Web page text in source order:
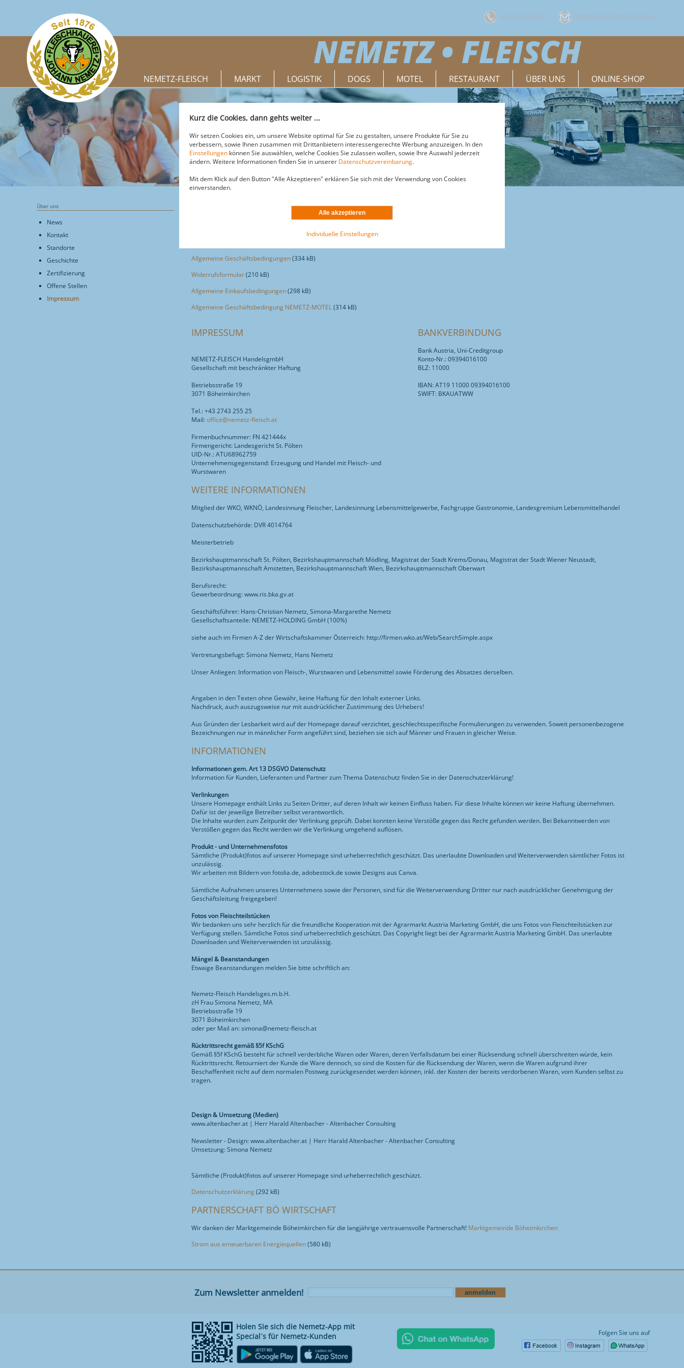
NEMETZ • FLEISCH
+43 2743 255 25 OFFICE@NEMETZ-FLEISCH.AT
NEMETZ-FLEISCH MARKT LOGISTIK DOGS MOTEL RESTAURANT ÜBER UNS ONLINE-SHOP
Was es zu Wissen gibt
Über uns
News
Kontakt
Standorte
Geschichte
Zertifizierung
Offene Stellen
Impressum
ALLGEMEINE GESCHÄFTSBEDINGUNGEN
Unsere Allgemeinen Geschäftsbedingungen gelten vollinhaltlich und ohne Ausnahme:
Allgemeine Geschäftsbedingungen(334 kB)
Widerrufsformular(210 kB)
Allgemeine Einkaufsbedingungen(298 kB)
Allgemeine Geschäftsbedingung NEMETZ-MOTEL(314 kB)
IMPRESSUM
NEMETZ-FLEISCH HandelsgmbH
Gesellschaft mit beschränkter Haftung
Betriebsstraße 19
3071 Böheimkirchen
Tel.: +43 2743 255 25
Mail:office@nemetz-fleisch.at
Firmenbuchnummer: FN 421444x
Firmengericht: Landesgericht St. Pölten
UID-Nr.: ATU68962759
Unternehmensgegenstand: Erzeugung und Handel mit Fleisch- und
Wurstwaren
BANKVERBINDUNG
Bank Austria, Uni-Creditgroup
Konto-Nr.: 09394016100
BLZ: 11000
IBAN: AT19 11000 09394016100
SWIFT: BKAUATWW
WEITERE INFORMATIONEN
Mitglied der WKO, WKNÖ, Landesinnung Fleischer, Landesinnung Lebensmittelgewerbe, Fachgruppe Gastronomie, Landesgremium Lebensmittelhandel
Datenschutzbehörde: DVR 4014764
Meisterbetrieb
Bezirkshauptmannschaft St. Pölten, Bezirkshauptmannschaft Mödling, Magistrat der Stadt Krems/Donau, Magistrat der Stadt Wiener Neustadt,
Bezirkshauptmannschaft Amstetten, Bezirkshauptmannschaft Wien, Bezirkshauptmannschaft Oberwart
Berufsrecht:
Gewerbeordnung: www.ris.bka.gv.at
Geschäftsführer: Hans-Christian Nemetz, Simona-Margarethe Nemetz
Gesellschaftsanteile: NEMETZ-HOLDING GmbH (100%)
siehe auch im Firmen A-Z der Wirtschaftskammer Österreich: http://firmen.wko.at/Web/SearchSimple.aspx
Vertretungsbefugt: Simona Nemetz, Hans Nemetz
Unser Anliegen: Information von Fleisch-, Wurstwaren und Lebensmittel sowie Förderung des Absatzes derselben.
Angaben in den Texten ohne Gewähr, keine Haftung für den Inhalt externer Links.
Nachdruck, auch auszugsweise nur mit ausdrücklicher Zustimmung des Urhebers!
Aus Gründen der Lesbarkeit wird auf der Homepage darauf verzichtet, geschlechtsspezifische Formulierungen zu verwenden. Soweit personenbezogene
Bezeichnungen nur in männlicher Form angeführt sind, beziehen sie sich auf Männer und Frauen in gleicher Weise.
INFORMATIONEN
Informationen gem. Art 13 DSGVO Datenschutz
Information für Kunden, Lieferanten und Partner zum Thema Datenschutz finden Sie in der Datenschutzerklärung!
Verlinkungen
Unsere Homepage enthält Links zu Seiten Dritter, auf deren Inhalt wir keinen Einfluss haben. Für diese Inhalte können wir keine Haftung übernehmen.
Dafür ist der jeweilige Betreiber selbst verantwortlich.
Die Inhalte wurden zum Zeitpunkt der Verlinkung geprüft. Dabei konnten keine Verstöße gegen das Recht gefunden werden. Bei Bekanntwerden von
Verstößen gegen das Recht werden wir die Verlinkung umgehend auflösen.
Produkt - und Unternehmensfotos
Sämtliche (Produkt)fotos auf unserer Homepage sind urheberrechtlich geschützt. Das unerlaubte Downloaden und Weiterverwenden sämtlicher Fotos ist
unzulässig.
Wir arbeiten mit Bildern von fotolia.de, adobestock.de sowie Designs aus Canva.
Sämtliche Aufnahmen unseres Unternehmens sowie der Personen, sind für die Weiterverwendung Dritter nur nach ausdrücklicher Genehmigung der
Geschäftsleitung freigegeben!
Fotos von Fleischteilstücken
Wir bedanken uns sehr herzlich für die freundliche Kooperation mit der Agrarmarkt Austria Marketing GmbH, die uns Fotos von Fleischteilstücken zur
Verfügung stellen. Sämtliche Fotos sind urheberrechtlich geschützt. Das Copyright liegt bei der Agrarmarkt Austria Marketing GmbH. Das unerlaubte
Downloaden und Weiterverwenden ist unzulässig.
Mängel & Beanstandungen
Etwaige Beanstandungen melden Sie bitte schriftlich an:
Nemetz-Fleisch Handelsges.m.b.H.
zH Frau Simona Nemetz, MA
Betriebsstraße 19
3071 Böheimkirchen
oder per Mail an: simona@nemetz-fleisch.at
Rücktrittsrecht gemäß §5f KSchG
Gemäß §5f KSchG besteht für schnell verderbliche Waren oder Waren, deren Verfallsdatum bei einer Rücksendung schnell überschreiten würde, kein
Rücktrittsrecht. Retourniert der Kunde die Ware dennoch, so sind die Kosten für die Rücksendung der Waren, wenn die Waren aufgrund ihrer
Beschaffenheit nicht auf dem normalen Postweg zurückgesendet werden können, inkl. der Kosten der bereits verdorbenen Waren, vom Kunden selbst zu
tragen.
Design & Umsetzung (Medien)
www.altenbacher.at | Herr Harald Altenbacher - Altenbacher Consulting
Newsletter - Design: www.altenbacher.at | Herr Harald Altenbacher - Altenbacher Consulting
Umsetzung: Simona Nemetz
Sämtliche (Produkt)fotos auf unserer Homepage sind urheberrechtlich geschützt.
Datenschutzerklärung(292 kB)
PARTNERSCHAFT BÖ WIRTSCHAFT
Wir danken der Marktgemeinde Böheimkirchen für die langjährige vertrauensvolle Partnerschaft! Marktgemeinde Böheimkirchen
Strom aus erneuerbaren Energiequellen(580 kB)
Zum Newsletter anmelden!
Holen Sie sich die Nemetz-App mit
Special´s für Nemetz-Kunden
Folgen Sie uns auf
Kurz die Cookies, dann gehts weiter ...
Wir setzen Cookies ein, um unsere Website optimal für Sie zu gestalten, unsere Produkte für Sie zu
verbessern, sowie Ihnen zusammen mit Drittanbietern interessengerechte Werbung anzuzeigen. In den
Einstellungen können Sie auswählen, welche Cookies Sie zulassen wollen, sowie Ihre Auswahl jederzeit
ändern. Weitere Informationen finden Sie in unserer Datenschutzvereinbarung.
Mit dem Klick auf den Button "Alle Akzeptieren" erklären Sie sich mit der Verwendung von Cookies
einverstanden.
Individuelle Einstellungen